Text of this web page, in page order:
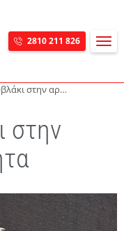
2810 211 826
Το σουβλάκι στην αρχαιότητα
στην